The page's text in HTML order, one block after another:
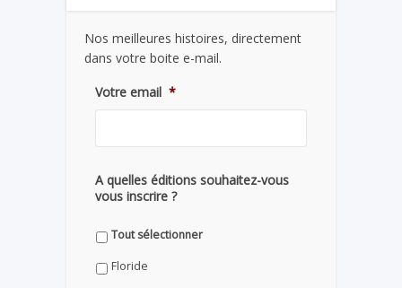
Nos meilleures histoires, directement
dans votre boite e-mail.
Votre email *
A quelles éditions souhaitez-vous
vous inscrire ?
Tout sélectionner
Floride